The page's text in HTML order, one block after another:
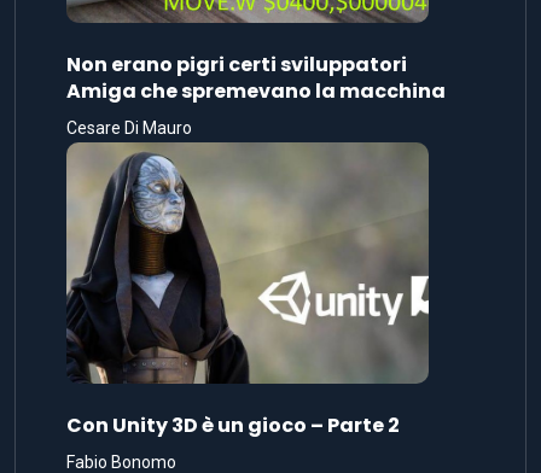
Non erano pigri certi sviluppatori
Amiga che spremevano la macchina
Cesare Di Mauro
Con Unity 3D è un gioco – Parte 2
Fabio Bonomo